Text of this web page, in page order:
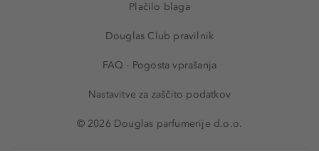
Plačilo blaga
Douglas Club pravilnik
FAQ - Pogosta vprašanja
Nastavitve za zaščito podatkov
© 2026 Douglas parfumerije d.o.o.